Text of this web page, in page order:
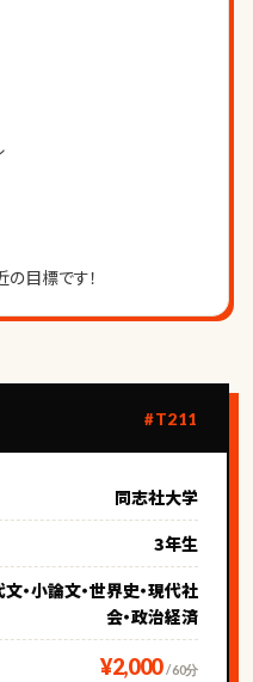
目標です！
#T211
同志社大学
3年生
文・小論文・世界史・現代社
会・政治経済
¥2,000 / 60分